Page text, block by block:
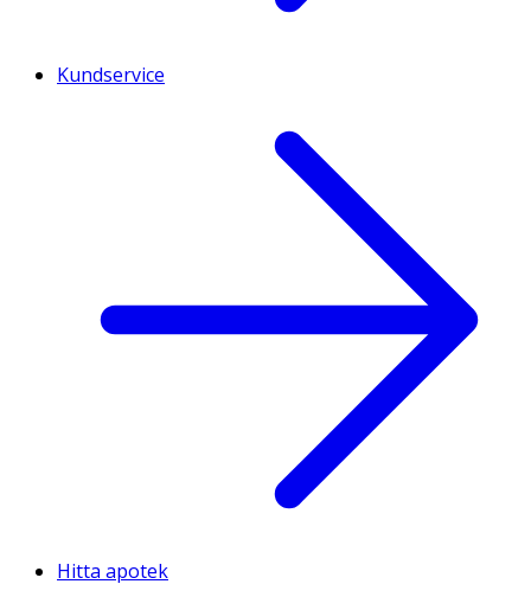
Kundservice
Hitta apotek